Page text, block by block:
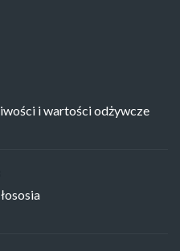
i wartości odżywcze